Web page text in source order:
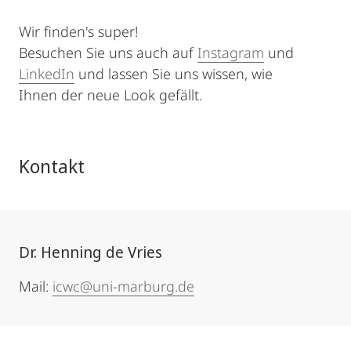
Wir finden's super!
Besuchen Sie uns auch auf Instagram und
LinkedIn und lassen Sie uns wissen, wie
Ihnen der neue Look gefällt.
Kontakt
Dr. Henning de Vries
Mail: icwc@uni-marburg.de